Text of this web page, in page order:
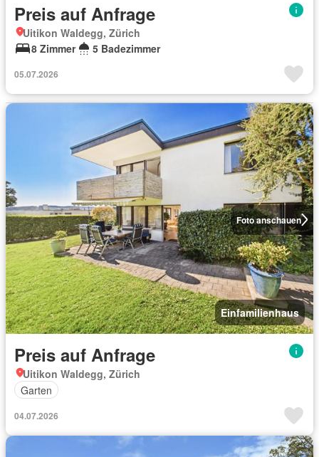
Preis auf Anfrage
Uitikon Waldegg, Zürich
8 Zimmer
5 Badezimmer
05.07.2026
Foto anschauen
Einfamilienhaus
Preis auf Anfrage
Uitikon Waldegg, Zürich
Garten
04.07.2026